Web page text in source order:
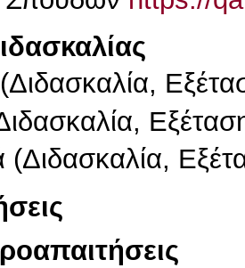
(Διδασκαλία,
(Διδασκαλία,